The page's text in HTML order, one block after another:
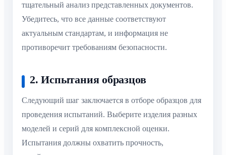
тщательный анализ представленных документов.
Убедитесь, что все данные соответствуют
актуальным стандартам, и информация не
противоречит требованиям безопасности.
2. Испытания образцов
Следующий шаг заключается в отборе образцов для
проведения испытаний. Выберите изделия разных
моделей и серий для комплексной оценки.
Испытания должны охватить прочность,